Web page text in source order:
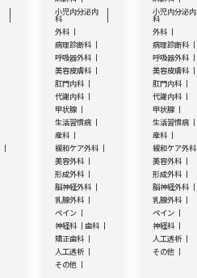
小児内分泌内
科
外科
病理診断科
呼吸器外科
美容皮膚科
肛門内科
代謝内科
甲状腺
生活習慣病
産科
緩和ケア外科
美容外科
形成外科
脳神経外科
乳腺外科
ペイン
神経科
歯科
矯正歯科
人工透析
その他
小児内分泌内
科
外科
病理診断科
呼吸器外科
美容皮膚科
肛門内科
代謝内科
甲状腺
生活習慣病
産科
緩和ケア外科
美容外科
形成外科
脳神経外科
乳腺外科
ペイン
神経科
人工透析
その他